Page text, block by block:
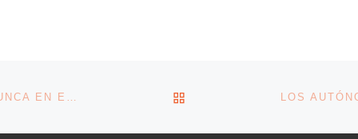
VOLVER A LA LISTA DE